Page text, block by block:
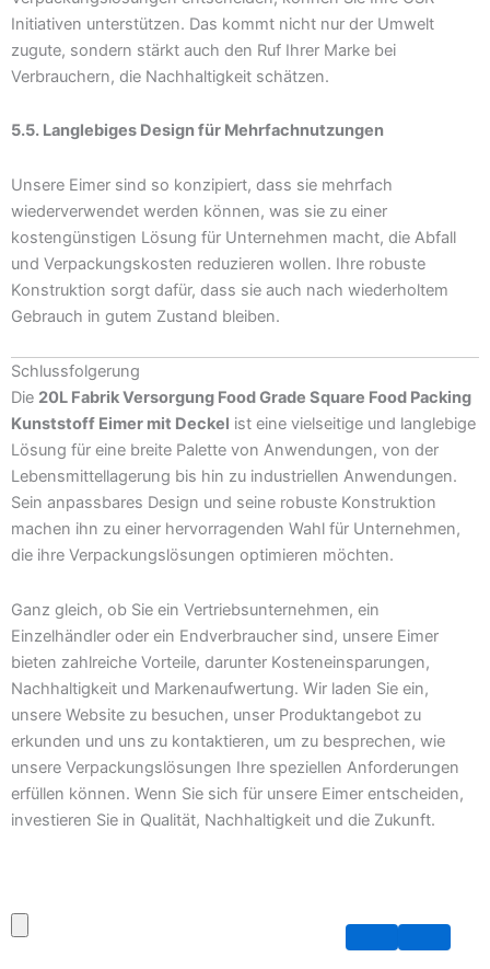
Initiativen unterstützen. Das kommt nicht nur der Umwelt
zugute, sondern stärkt auch den Ruf Ihrer Marke bei
Verbrauchern, die Nachhaltigkeit schätzen.
5.5. Langlebiges Design für Mehrfachnutzungen
Unsere Eimer sind so konzipiert, dass sie mehrfach
wiederverwendet werden können, was sie zu einer
kostengünstigen Lösung für Unternehmen macht, die Abfall
und Verpackungskosten reduzieren wollen. Ihre robuste
Konstruktion sorgt dafür, dass sie auch nach wiederholtem
Gebrauch in gutem Zustand bleiben.
Schlussfolgerung
Die 20L Fabrik Versorgung Food Grade Square Food Packing
Kunststoff Eimer mit Deckel ist eine vielseitige und langlebige
Lösung für eine breite Palette von Anwendungen, von der
Lebensmittellagerung bis hin zu industriellen Anwendungen.
Sein anpassbares Design und seine robuste Konstruktion
machen ihn zu einer hervorragenden Wahl für Unternehmen,
die ihre Verpackungslösungen optimieren möchten.
Ganz gleich, ob Sie ein Vertriebsunternehmen, ein
Einzelhändler oder ein Endverbraucher sind, unsere Eimer
bieten zahlreiche Vorteile, darunter Kosteneinsparungen,
Nachhaltigkeit und Markenaufwertung. Wir laden Sie ein,
unsere Website zu besuchen, unser Produktangebot zu
erkunden und uns zu kontaktieren, um zu besprechen, wie
unsere Verpackungslösungen Ihre speziellen Anforderungen
erfüllen können. Wenn Sie sich für unsere Eimer entscheiden,
investieren Sie in Qualität, Nachhaltigkeit und die Zukunft.